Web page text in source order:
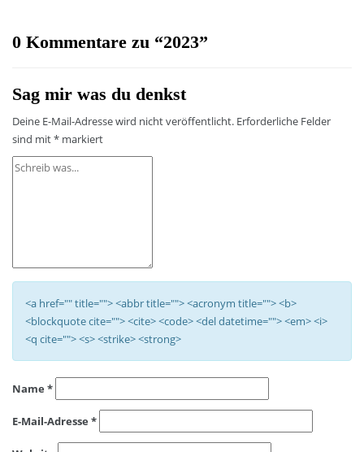
0 Kommentare zu “2023”
Sag mir was du denkst
Deine E-Mail-Adresse wird nicht veröffentlicht. Erforderliche Felder
sind mit* markiert
<a href="" title=""> <abbr title=""> <acronym title=""> <b>
<blockquote cite=""> <cite> <code> <del datetime=""> <em> <i>
<q cite=""> <s> <strike> <strong>
Name *
E-Mail-Adresse *